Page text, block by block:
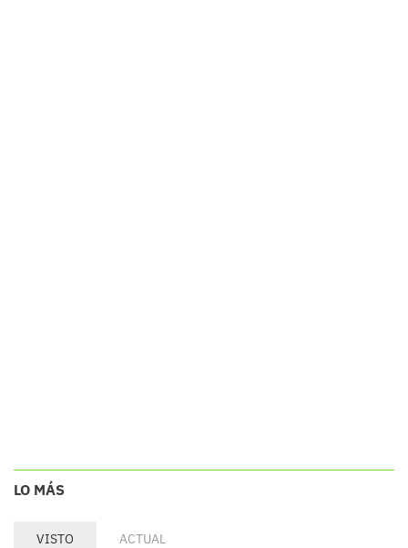
LO MÁS
VISTO ACTUAL